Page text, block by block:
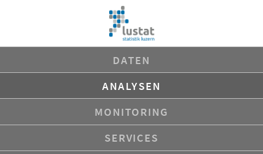
DATEN
ANALYSEN
MONITORING
SERVICES